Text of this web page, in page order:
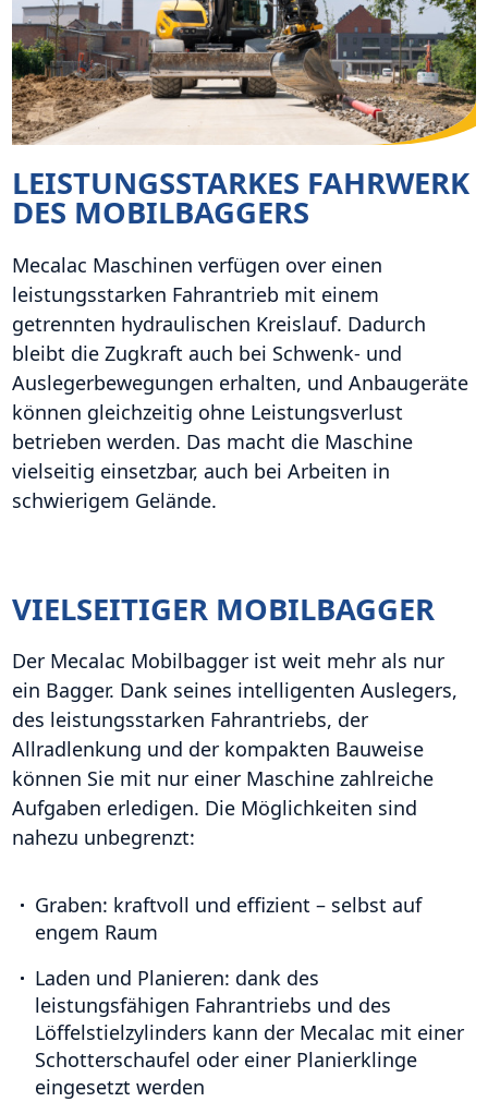
LEISTUNGSSTARKES FAHRWERK
DES MOBILBAGGERS
Mecalac Maschinen verfügen over einen
leistungsstarken Fahrantrieb mit einem
getrennten hydraulischen Kreislauf. Dadurch
bleibt die Zugkraft auch bei Schwenk- und
Auslegerbewegungen erhalten, und Anbaugeräte
können gleichzeitig ohne Leistungsverlust
betrieben werden. Das macht die Maschine
vielseitig einsetzbar, auch bei Arbeiten in
schwierigem Gelände.
VIELSEITIGER MOBILBAGGER
Der Mecalac Mobilbagger ist weit mehr als nur
ein Bagger. Dank seines intelligenten Auslegers,
des leistungsstarken Fahrantriebs, der
Allradlenkung und der kompakten Bauweise
können Sie mit nur einer Maschine zahlreiche
Aufgaben erledigen. Die Möglichkeiten sind
nahezu unbegrenzt:
Graben: kraftvoll und effizient – selbst auf
engem Raum
Laden und Planieren: dank des
leistungsfähigen Fahrantriebs und des
Löffelstielzylinders kann der Mecalac mit einer
Schotterschaufel oder einer Planierklinge
eingesetzt werden